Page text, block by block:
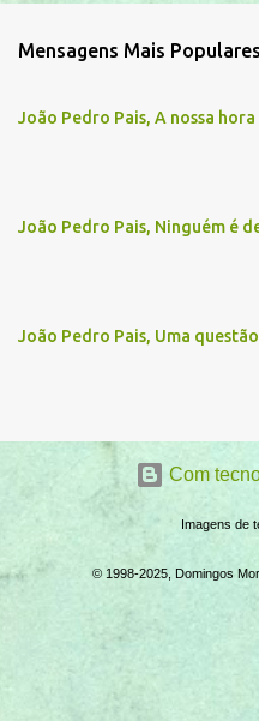
e
t
i
Mensagens Mais Populares
João Pedro Pais, A nossa
João Pedro Pais, Ninguém é
João Pedro Pais, Uma
Com
Imagens de
© 1998-2025, Domingos